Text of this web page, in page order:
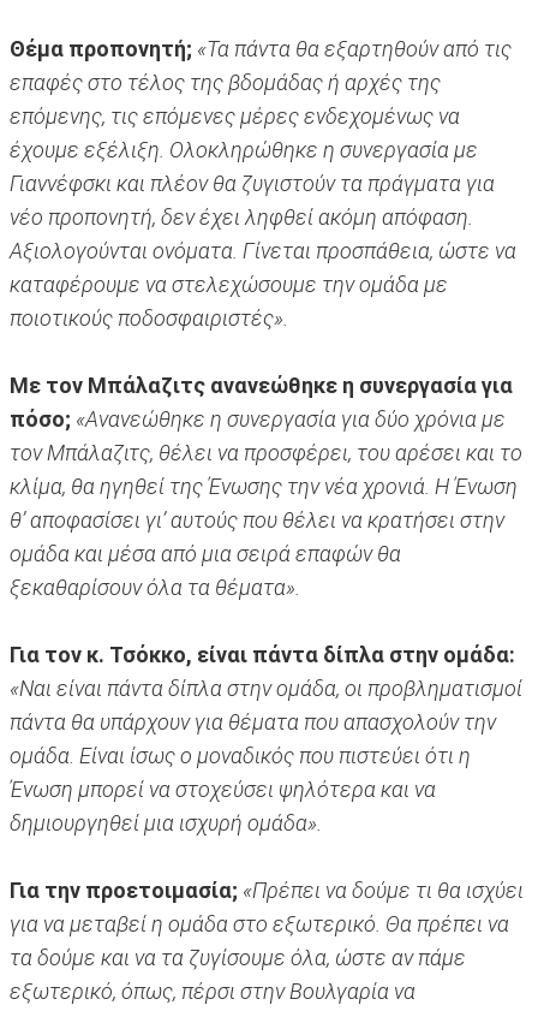
Θέμα προπονητή; «Τα πάντα θα εξαρτηθούν από τις
επαφές στο τέλος της βδομάδας ή αρχές της
επόμενης, τις επόμενες μέρες ενδεχομένως να
έχουμε εξέλιξη. Ολοκληρώθηκε η συνεργασία με
Γιαννέφσκι και πλέον θα ζυγιστούν τα πράγματα για
νέο προπονητή, δεν έχει ληφθεί ακόμη απόφαση.
Αξιολογούνται ονόματα. Γίνεται προσπάθεια, ώστε να
καταφέρουμε να στελεχώσουμε την ομάδα με
ποιοτικούς ποδοσφαιριστές».
Με τον Μπάλαζιτς ανανεώθηκε η συνεργασία για
πόσο; «Ανανεώθηκε η συνεργασία για δύο χρόνια με
τον Μπάλαζιτς, θέλει να προσφέρει, του αρέσει και το
κλίμα, θα ηγηθεί της Ένωσης την νέα χρονιά. Η Ένωση
θ’ αποφασίσει γι’ αυτούς που θέλει να κρατήσει στην
ομάδα και μέσα από μια σειρά επαφών θα
ξεκαθαρίσουν όλα τα θέματα».
Για τον κ. Τσόκκο, είναι πάντα δίπλα στην ομάδα:
«Ναι είναι πάντα δίπλα στην ομάδα, οι προβληματισμοί
πάντα θα υπάρχουν για θέματα που απασχολούν την
ομάδα. Είναι ίσως ο μοναδικός που πιστεύει ότι η
Ένωση μπορεί να στοχεύσει ψηλότερα και να
δημιουργηθεί μια ισχυρή ομάδα».
Για την προετοιμασία; «Πρέπει να δούμε τι θα ισχύει
για να μεταβεί η ομάδα στο εξωτερικό. Θα πρέπει να
τα δούμε και να τα ζυγίσουμε όλα, ώστε αν πάμε
εξωτερικό, όπως, πέρσι στην Βουλγαρία να